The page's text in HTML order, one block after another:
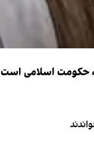
حکومت اسلامی است